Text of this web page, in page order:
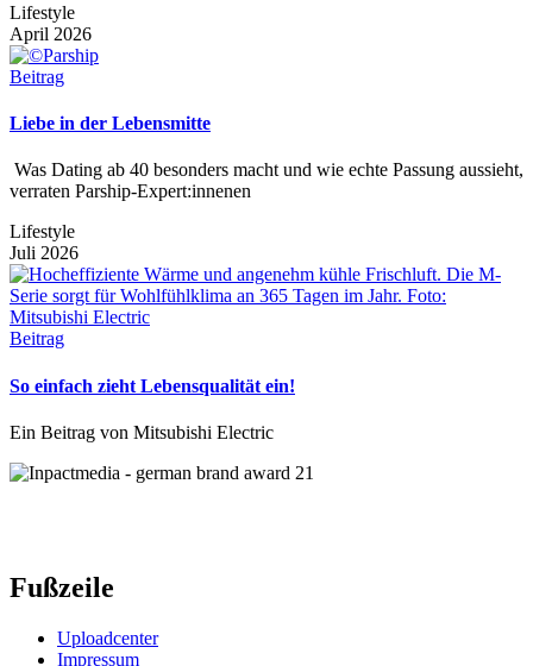
Lifestyle
April 2026
Beitrag
Liebe in der Lebensmitte
Was Dating ab 40 besonders macht und wie echte Passung aussieht,
verraten Parship-Expert:innenen
Lifestyle
Juli 2026
Beitrag
So einfach zieht Lebensqualität ein!
Ein Beitrag von Mitsubishi Electric
Fußzeile
Uploadcenter
Impressum